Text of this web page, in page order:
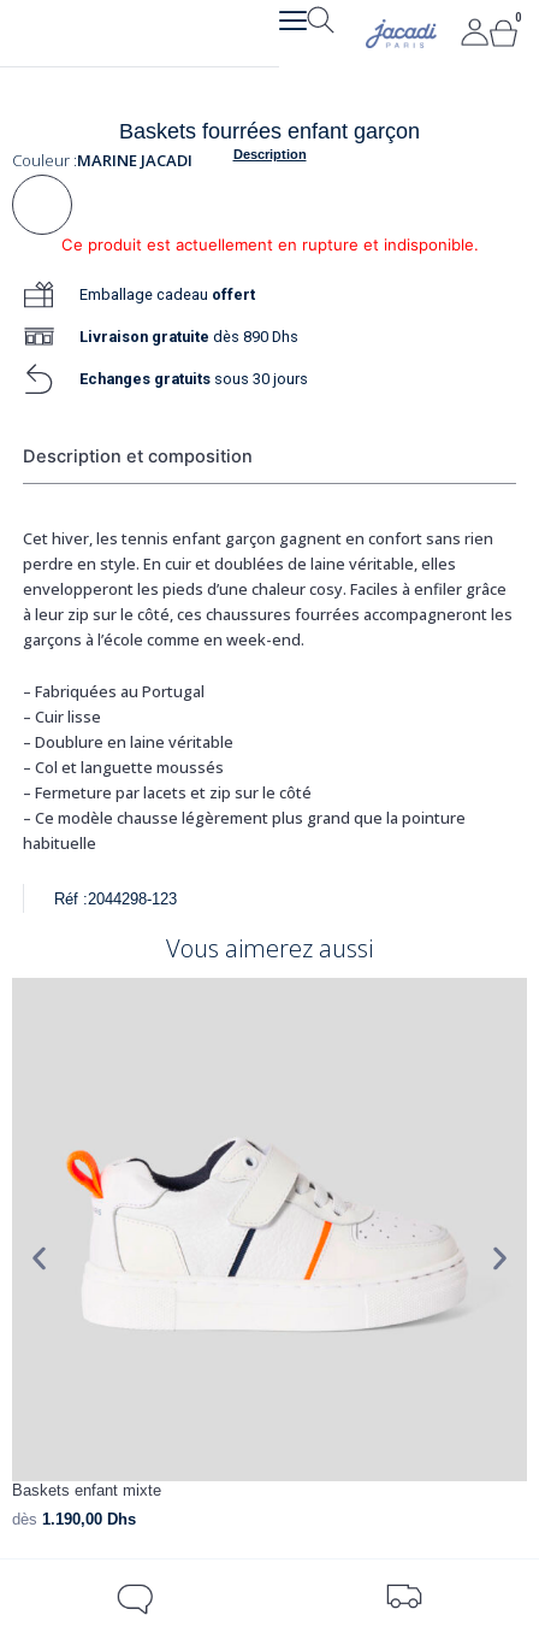
contenu
0
Baskets fourrées enfant garçon
Description
Couleur :MARINE JACADI
Ce produit est actuellement en rupture et indisponible.
Emballage cadeau offert
Livraison gratuite dès 890 Dhs
Echanges gratuits sous 30 jours
Description et composition
Cet hiver, les tennis enfant garçon gagnent en confort sans rien
perdre en style. En cuir et doublées de laine véritable, elles
envelopperont les pieds d’une chaleur cosy. Faciles à enfiler grâce
à leur zip sur le côté, ces chaussures fourrées accompagneront les
garçons à l’école comme en week-end.
– Fabriquées au Portugal
– Cuir lisse
– Doublure en laine véritable
– Col et languette moussés
– Fermeture par lacets et zip sur le côté
– Ce modèle chausse légèrement plus grand que la pointure
habituelle
Réf :2044298-123
Vous aimerez aussi
Baskets enfant mixte
dès 1.190,00 Dhs